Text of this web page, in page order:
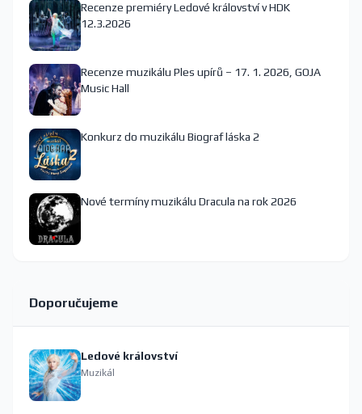
Recenze premiéry Ledové království v HDK
12.3.2026
Recenze muzikálu Ples upírů – 17. 1. 2026, GOJA
Music Hall
Konkurz do muzikálu Biograf láska 2
Nové termíny muzikálu Dracula na rok 2026
Doporučujeme
Ledové království
Muzikál